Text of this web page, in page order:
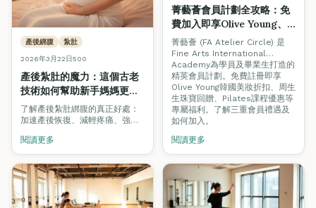
產後綁腹 紮肚
2026年3月22日500
產後紮肚的魔力：這個古老
技術如何幫助新手媽媽更快
恢復 + 為何香港專業培訓改
變一切
了解產後紮肚綁腹的真正好處：
加速產後恢復、減輕疼痛、強化
Level 3認證產後綁腹課程，助你
成為專業紮肚師。
閱讀更多
菁藝薈會員計劃全攻略：免
費加入即享Olive Young、
周生生獨家優惠｜香港美容
學院2026
菁藝薈 (FA Atelier Circle) 是
Fine Arts International
Academy為學員及畢業生打造的
精英會員計劃。免費註冊即享
Olive Young韓國美妝折扣、周生
生珠寶回贈、Pilates課程優惠等
專屬福利。了解三重會員禮遇及
如何加入。
閱讀更多